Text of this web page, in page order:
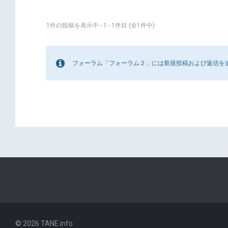
1件の投稿を表示中 - 1 - 1件目 (全1件中)
フォーラム「フォーラム２」には新規投稿および返信を
© 2026 TANE.info